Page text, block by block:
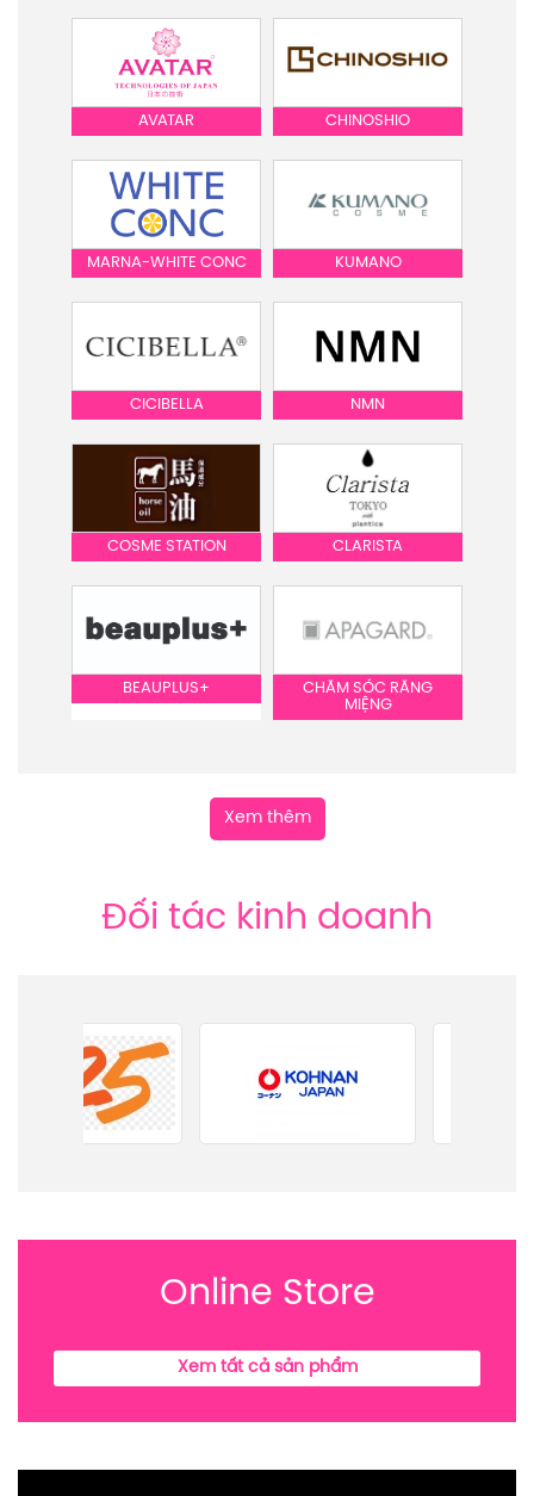
AVATAR CHINOSHIO
MARNA-WHITE CONC KUMANO
CICIBELLA NMN
COSME STATION CLARISTA
BEAUPLUS+
CHĂM SÓC RĂNG
MIỆNG
Xem thêm
Đối tác kinh doanh
Online Store
Xem tất cả sản phẩm